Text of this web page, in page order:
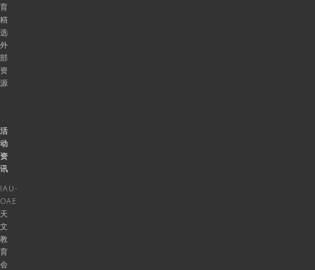
育
精
选
外
部
资
源
活
动
资
讯
IAU-
OAE
天
文
教
育
会